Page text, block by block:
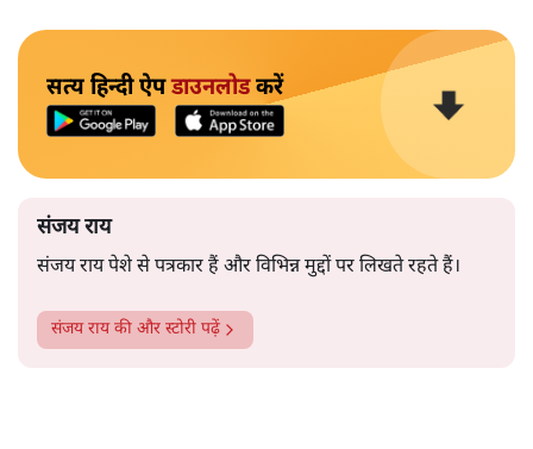
सत्य हिन्दी ऐपडाउनलोडकरें
संजय राय
संजय राय पेशे से पत्रकार हैं और विभिन्न मुद्दों पर लिखते रहते हैं।
संजय रायकी और स्टोरी पढ़ें